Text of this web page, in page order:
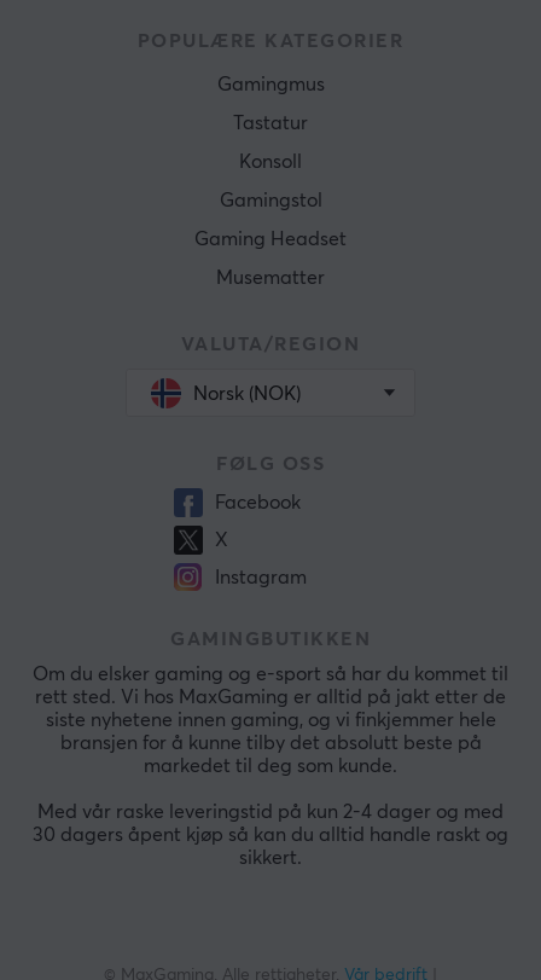
POPULÆRE KATEGORIER
Gamingmus
Tastatur
Konsoll
Gamingstol
Gaming Headset
Musematter
VALUTA/REGION
Norsk (NOK)
FØLG OSS
Facebook
X
Instagram
GAMINGBUTIKKEN
Om du elsker gaming og e-sport så har du kommet til
rett sted. Vi hos MaxGaming er alltid på jakt etter de
siste nyhetene innen gaming, og vi finkjemmer hele
bransjen for å kunne tilby det absolutt beste på
markedet til deg som kunde.
Med vår raske leveringstid på kun 2-4 dager og med
30 dagers åpent kjøp så kan du alltid handle raskt og
sikkert.
© MaxGaming. Alle rettigheter. Vår bedrift